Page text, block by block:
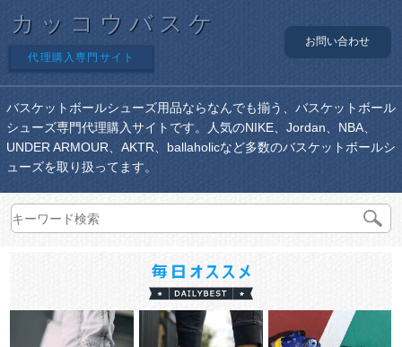
カッコウバスケ
代理購入専門サイト
お問い合わせ
バスケットボールシューズ用品ならなんでも揃う、バスケットボール
シューズ専門代理購入サイトです。人気のNIKE、Jordan、NBA、
UNDER ARMOUR、AKTR、ballaholicなど多数のバスケットボールシ
ューズを取り扱ってます。